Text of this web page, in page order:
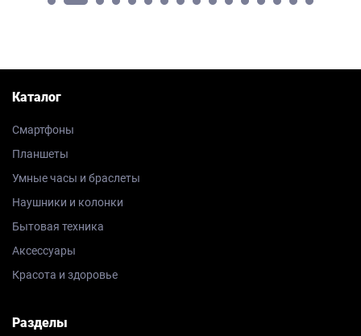
Каталог
Смартфоны
Планшеты
Умные часы и браслеты
Наушники и колонки
Бытовая техника
Аксессуары
Красота и здоровье
Разделы